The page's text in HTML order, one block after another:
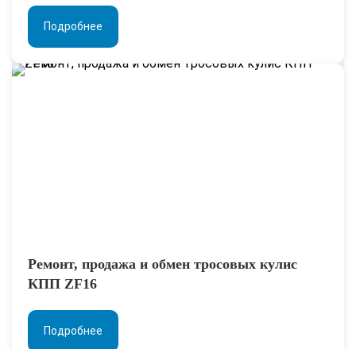
Подробнее
Ремонт, продажа и обмен тросовых кулис
КПП ZF16
Подробнее